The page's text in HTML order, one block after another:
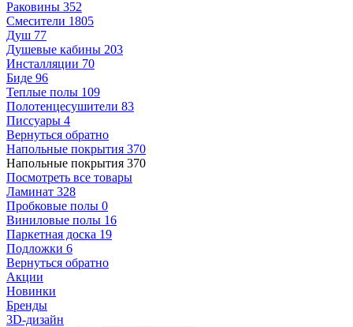
Раковины 352
Смесители 1805
Душ 77
Душевые кабины 203
Инсталляции 70
Биде 96
Теплые полы 109
Полотенцесушители 83
Писсуары 4
Вернуться обратно
Напольные покрытия 370
Напольные покрытия 370
Посмотреть все товары
Ламинат 328
Пробковые полы 0
Виниловые полы 16
Паркетная доска 19
Подложки 6
Вернуться обратно
Акции
Новинки
Бренды
3D-дизайн